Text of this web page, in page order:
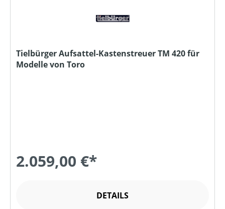
Tielbürger Aufsattel-Kastenstreuer TM 420 für
Modelle von Toro
2.059,00 €*
DETAILS